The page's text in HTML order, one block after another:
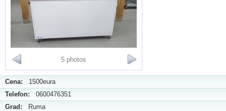
5 photos
Cena: 1500eura
Telefon: 0600476351
Grad: Ruma